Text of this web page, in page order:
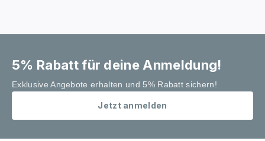
5% Rabatt für deine Anmeldung!
Exklusive Angebote erhalten und 5% Rabatt sichern!
Jetzt anmelden